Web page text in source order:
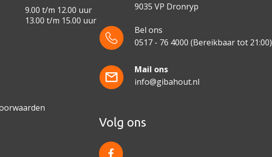
9.00 t/m 12.00 uur
13.00 t/m 15.00 uur
9035 VP Dronryp
Bel ons
0517 - 76 4000 (Bereikbaar tot 21:00)
Mail ons
info@gibahout.nl
Volg ons